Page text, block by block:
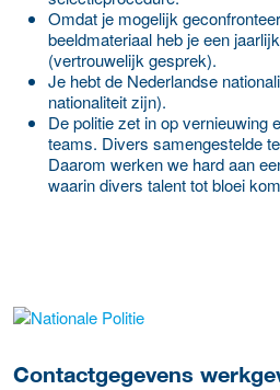
Omdat je mogelijk
beeldmateriaal heb je een
(vertrouwelijk gesprek).
Je hebt de Nederlandse
nationaliteit zijn).
De politie zet in op vernieuwing
teams. Divers samengestelde
Daarom werken we hard aan
waarin divers talent tot bloei
Meer werkgever details
Contactgegevens